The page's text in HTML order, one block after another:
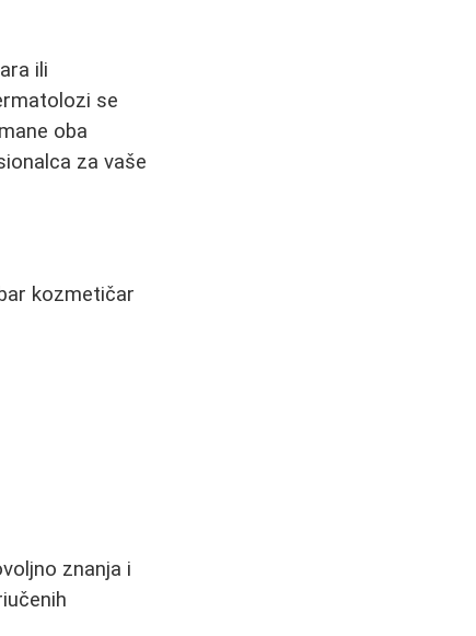
ili
se
oba
za vaše
kozmetičar
znanja i